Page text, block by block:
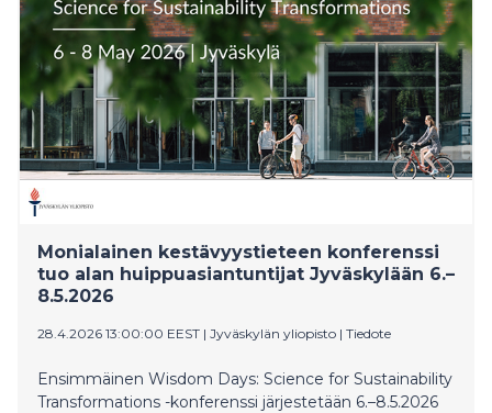
Monialainen kestävyystieteen konferenssi
tuo alan huippuasiantuntijat Jyväskylään 6.–
8.5.2026
28.4.2026 13:00:00 EEST | Jyväskylän yliopisto | Tiedote
Ensimmäinen Wisdom Days: Science for Sustainability
Transformations -konferenssi järjestetään 6.–8.5.2026